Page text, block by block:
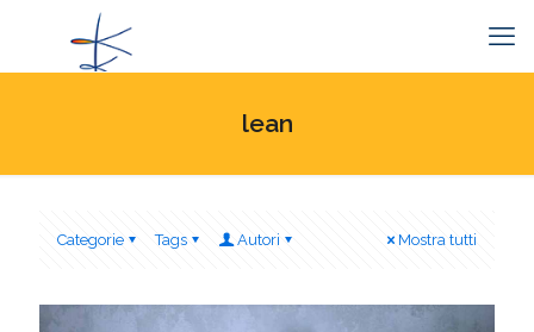
lean
Categorie Tags Autori Mostra tutti